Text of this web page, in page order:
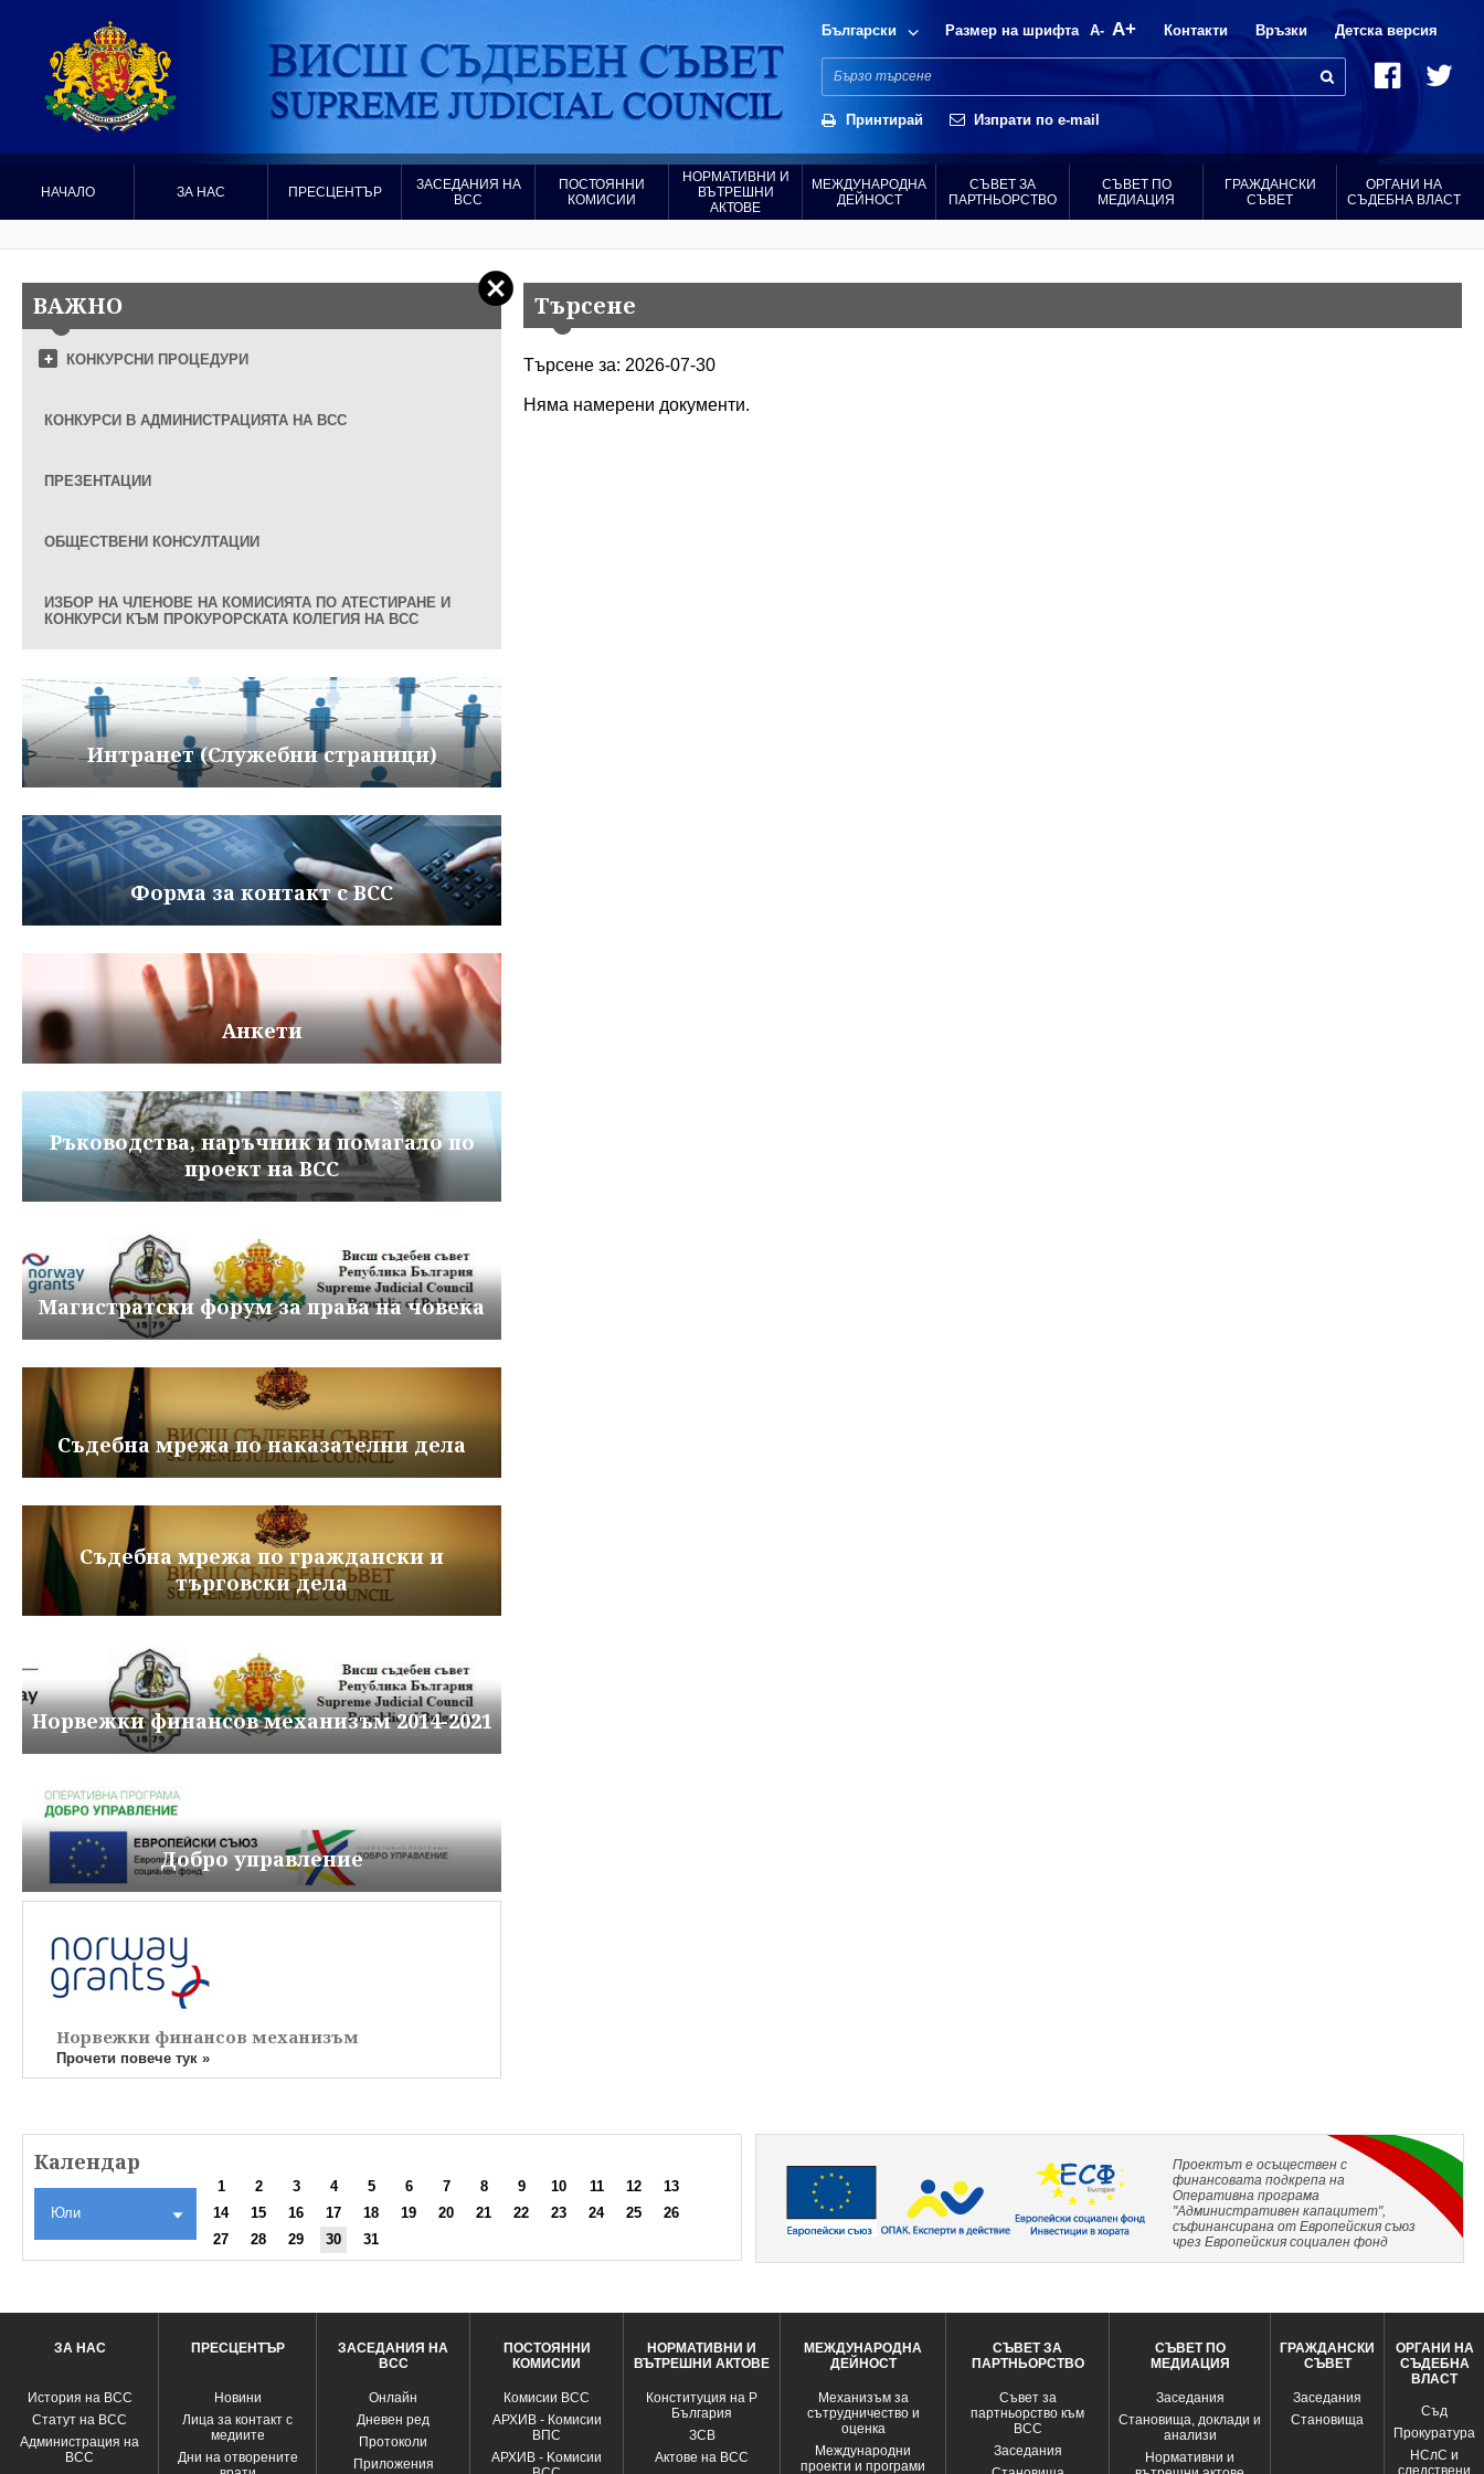
Български Размер на шрифта A- A+ Контакти Връзки Детска версия
Принтирай Изпрати по e-mail
НАЧАЛО ЗА НАС ПРЕСЦЕНТЪР
ЗАСЕДАНИЯ НА
ВСС
ПОСТОЯННИ
КОМИСИИ
НОРМАТИВНИ И
ВЪТРЕШНИ
АКТОВЕ
МЕЖДУНАРОДНА
ДЕЙНОСТ
СЪВЕТ ЗА
ПАРТНЬОРСТВО
СЪВЕТ ПО
МЕДИАЦИЯ
ГРАЖДАНСКИ
СЪВЕТ
ОРГАНИ НА
СЪДЕБНА ВЛАСТ
ВАЖНО
КОНКУРСНИ ПРОЦЕДУРИ
КОНКУРСИ В АДМИНИСТРАЦИЯТА НА ВСС
ПРЕЗЕНТАЦИИ
ОБЩЕСТВЕНИ КОНСУЛТАЦИИ
ИЗБОР НА ЧЛЕНОВЕ НА КОМИСИЯТА ПО АТЕСТИРАНЕ И
КОНКУРСИ КЪМ ПРОКУРОРСКАТА КОЛЕГИЯ НА ВСС
Интранет (Служебни страници)
Форма за контакт с ВСС
Анкети
Ръководства, наръчник и помагало по
проект на ВСС
Магистратски форум за права на човека
Съдебна мрежа по наказателни дела
Съдебна мрежа по граждански и
търговски дела
Норвежки финансов механизъм 2014-2021
Добро управление
Норвежки финансов механизъм
Прочети повече тук »
Търсене
Търсене за: 2026-07-30
Няма намерени документи.
Календар
Юли
1 2 3 4 5 6 7 8 9 10 11 12
13
14
15 16 17 18 19 20 21 22 23 24 25
26
27
28 29 30 31
Проектът е осъществен с
финансовата подкрепа на
Оперативна програма
"Административен капацитет",
съфинансирана от Европейския съюз
чрез Европейския социален фонд
ЗА НАС
История на ВСС
Статут на ВСС
Администрация на
ВСС
ПРЕСЦЕНТЪР
Новини
Лица за контакт с
медиите
Дни на отворените
ЗАСЕДАНИЯ НА
ВСС
Oнлайн
Дневен ред
Протоколи
Приложения
ПОСТОЯННИ
КОМИСИИ
Комисии ВСС
АРХИВ - Комисии
ВПС
АРХИВ - Kомисии
НОРМАТИВНИ И
ВЪТРЕШНИ АКТОВЕ
Конституция на Р
България
ЗСВ
Актове на ВСС
МЕЖДУНАРОДНА
ДЕЙНОСТ
Механизъм за
сътрудничество и
оценка
Международни
проекти и програми
СЪВЕТ ЗА
ПАРТНЬОРСТВО
Съвет за
партньорство към
ВСС
Заседания
СЪВЕТ ПО
МЕДИАЦИЯ
Заседания
Становища, доклади и
анализи
Нормативни и
ГРАЖДАНСКИ
СЪВЕТ
Заседания
Становища
ОРГАНИ НА
СЪДЕБНА
ВЛАСТ
Съд
Прокуратура
НСлС и
следствени